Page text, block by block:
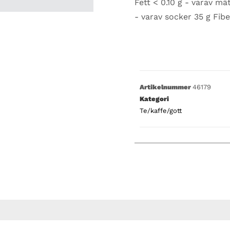
Fett < 0.10 g - varav
- varav socker 35 g
Artikelnummer 46179
Kategori
Te/kaffe/gott